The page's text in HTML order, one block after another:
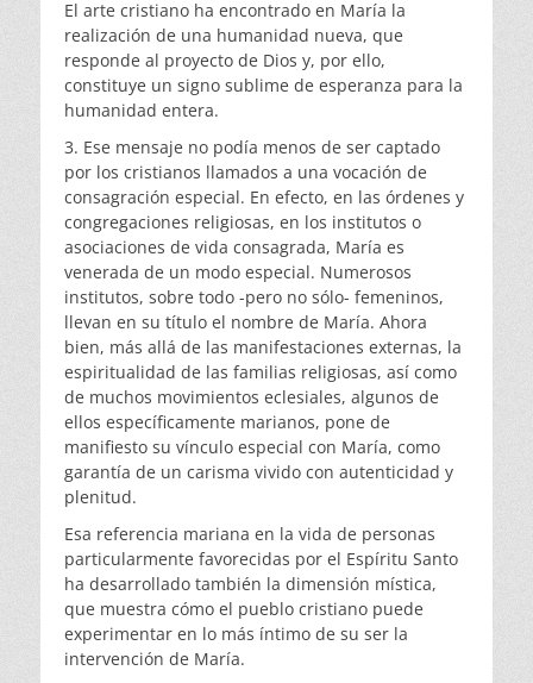
El arte cristiano ha encontrado en María la
realización de una humanidad nueva, que
responde al proyecto de Dios y, por ello,
constituye un signo sublime de esperanza para la
humanidad entera.
3. Ese mensaje no podía menos de ser captado
por los cristianos llamados a una vocación de
consagración especial. En efecto, en las órdenes y
congregaciones religiosas, en los institutos o
asociaciones de vida consagrada, María es
venerada de un modo especial. Numerosos
institutos, sobre todo -pero no sólo- femeninos,
llevan en su título el nombre de María. Ahora
bien, más allá de las manifestaciones externas, la
espiritualidad de las familias religiosas, así como
de muchos movimientos eclesiales, algunos de
ellos específicamente marianos, pone de
manifiesto su vínculo especial con María, como
garantía de un carisma vivido con autenticidad y
plenitud.
Esa referencia mariana en la vida de personas
particularmente favorecidas por el Espíritu Santo
ha desarrollado también la dimensión mística,
que muestra cómo el pueblo cristiano puede
experimentar en lo más íntimo de su ser la
intervención de María.